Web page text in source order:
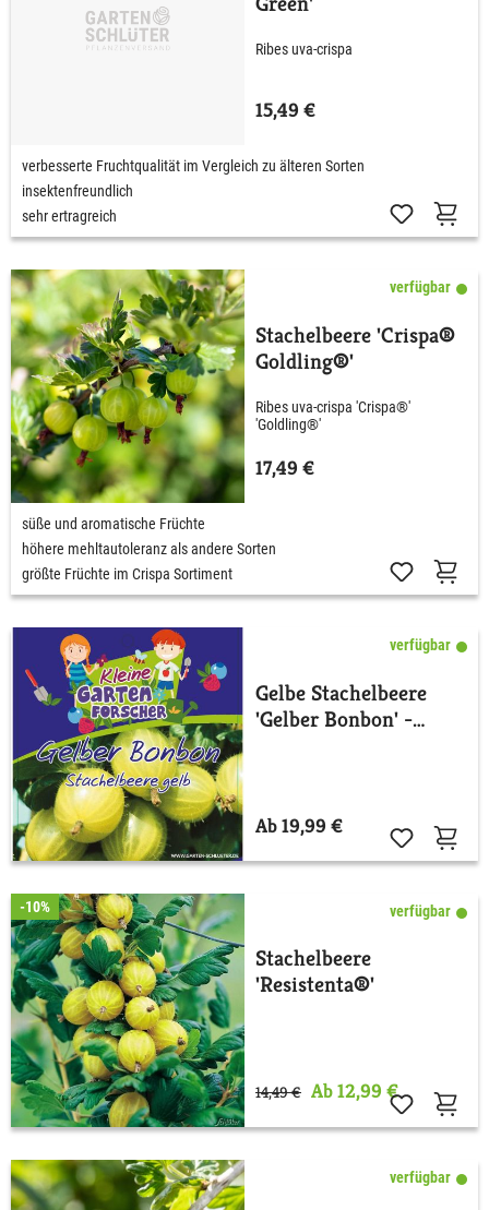
Ribes uva-crispa
15,49 €
verbesserte Fruchtqualität im Vergleich zu älteren Sorten
insektenfreundlich
sehr ertragreich
verfügbar
Stachelbeere 'Crispa®
Goldling®'
Ribes uva-crispa 'Crispa®'
'Goldling®'
17,49 €
süße und aromatische Früchte
höhere mehltautoleranz als andere Sorten
größte Früchte im Crispa Sortiment
verfügbar
Gelbe Stachelbeere
'Gelber Bonbon' -
Ab 19,99 €
-10% verfügbar
Stachelbeere
'Resistenta®'
14,49 € Ab 12,99 €
verfügbar